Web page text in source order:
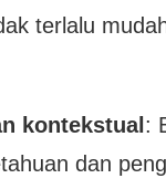
terlalu
kontekstual :
dan